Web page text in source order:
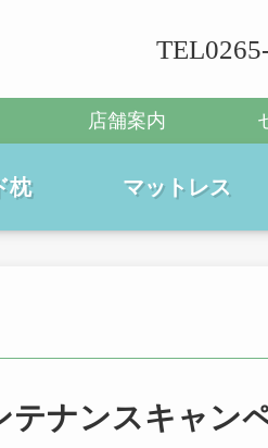
店舗案内
枕 マットレス
テナンスキャン